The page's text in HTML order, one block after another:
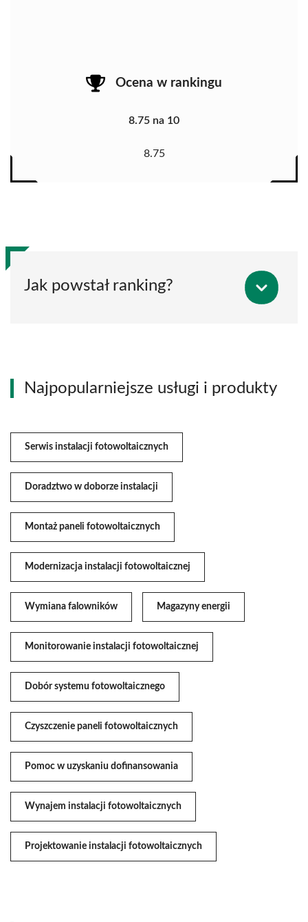
Ocena w rankingu
8.75 na 10
8.75
Jak powstał ranking?
Najpopularniejsze usługi i produkty
Serwis instalacji fotowoltaicznych
Doradztwo w doborze instalacji
Montaż paneli fotowoltaicznych
Modernizacja instalacji fotowoltaicznej
Wymiana falowników Magazyny energii
Monitorowanie instalacji fotowoltaicznej
Dobór systemu fotowoltaicznego
Czyszczenie paneli fotowoltaicznych
Pomoc w uzyskaniu dofinansowania
Wynajem instalacji fotowoltaicznych
Projektowanie instalacji fotowoltaicznych